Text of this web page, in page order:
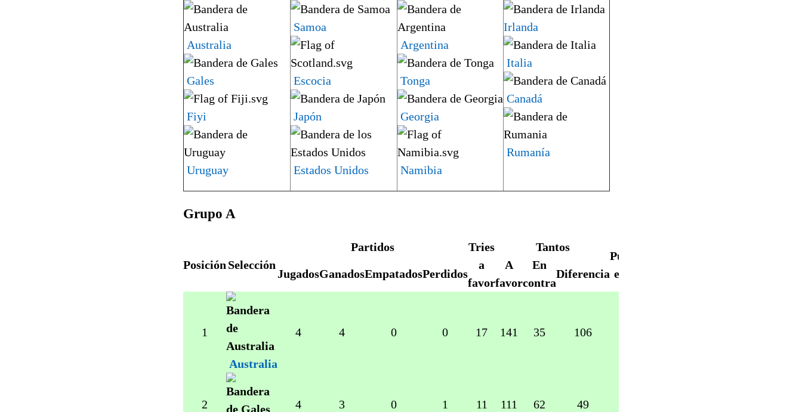
Australia
Gales
Fiyi
Uruguay
Samoa
Escocia
Japón
Estados Unidos
Argentina
Tonga
Georgia
Namibia
Irlanda
Italia
Canadá
Rumanía
Grupo A
Posición Selección
Partidos
Tries
a
favor
Tantos
Puntos
extra
JugadosGanadosEmpatadosPerdidos
A
favor
En
contra
Diferencia
1
Australia
4 4 0 0 17 141 35 106
2
4 3 0 1 11 111 62 49